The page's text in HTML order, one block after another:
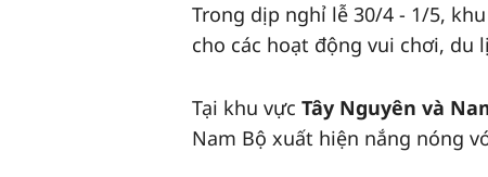
Trong dịp nghỉ lễ 30/4 - 1/5,
cho các hoạt động vui chơi, du
Tại khu vực Tây Nguyên và
Nam Bộ xuất hiện nắng nóng